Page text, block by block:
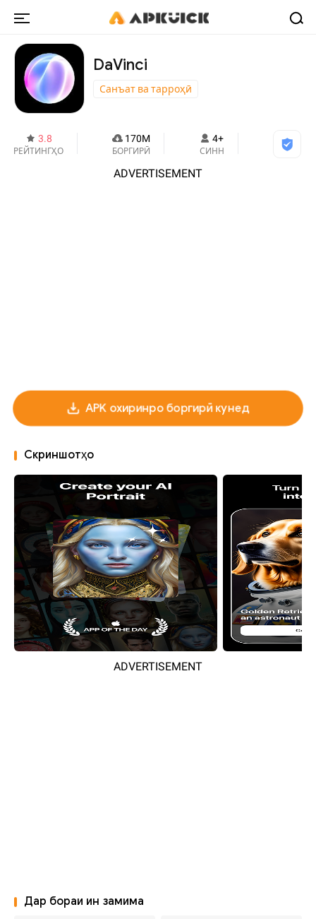
DaVinci
Санъат ва тарроҳӣ
3.8
РЕЙТИНГҲО
170M
БОРГИРӢ
4+
СИНН
ADVERTISEMENT
APK охиринро боргирӣ кунед
Скриншотҳо
ADVERTISEMENT
Дар бораи ин замима